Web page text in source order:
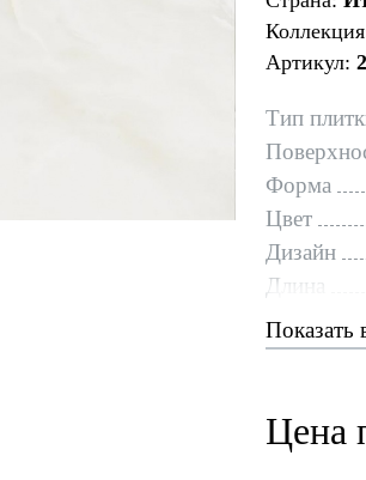
Артикул:
Тип
Форма
Цвет
Дизайн
Длина
Показать
Цена